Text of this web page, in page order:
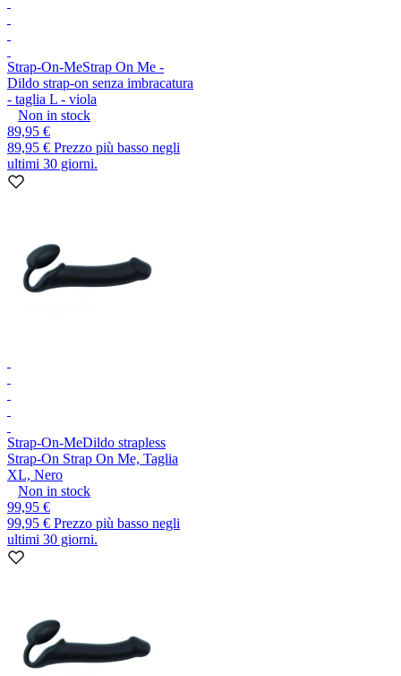
Strap-On-MeStrap On Me -
Dildo strap-on senza imbracatura
- taglia L - viola
Non in stock
89,95 €
89,95 € Prezzo più basso negli
ultimi 30 giorni.
Strap-On-MeDildo strapless
Strap-On Strap On Me, Taglia
XL, Nero
Non in stock
99,95 €
99,95 € Prezzo più basso negli
ultimi 30 giorni.